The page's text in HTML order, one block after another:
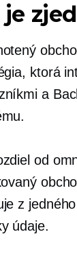
je
ktorá
a
od
z
údaje.